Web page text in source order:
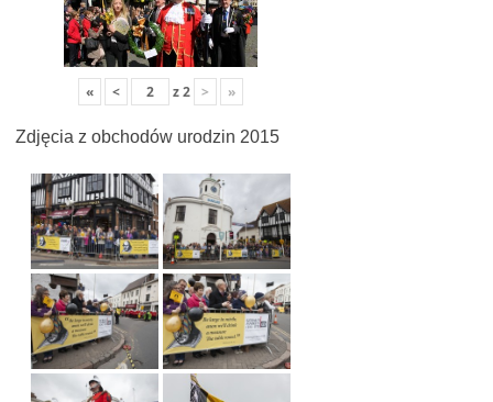
« < z2 > »
Zdjęcia z obchodów urodzin 2015